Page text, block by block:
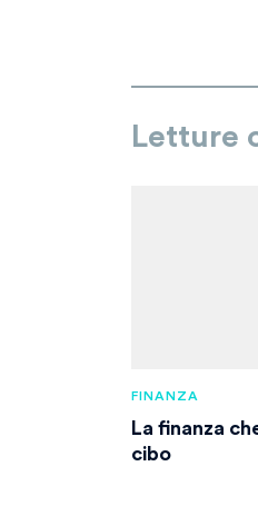
Letture
FINANZA
La finanza
cibo